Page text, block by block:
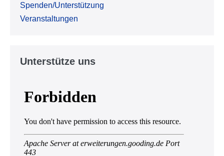
Spenden/Unterstützung
Veranstaltungen
Unterstütze uns